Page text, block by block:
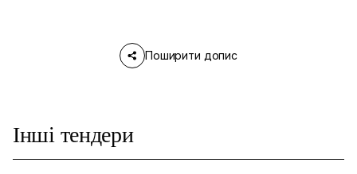
Поширити допис
Інші тендери